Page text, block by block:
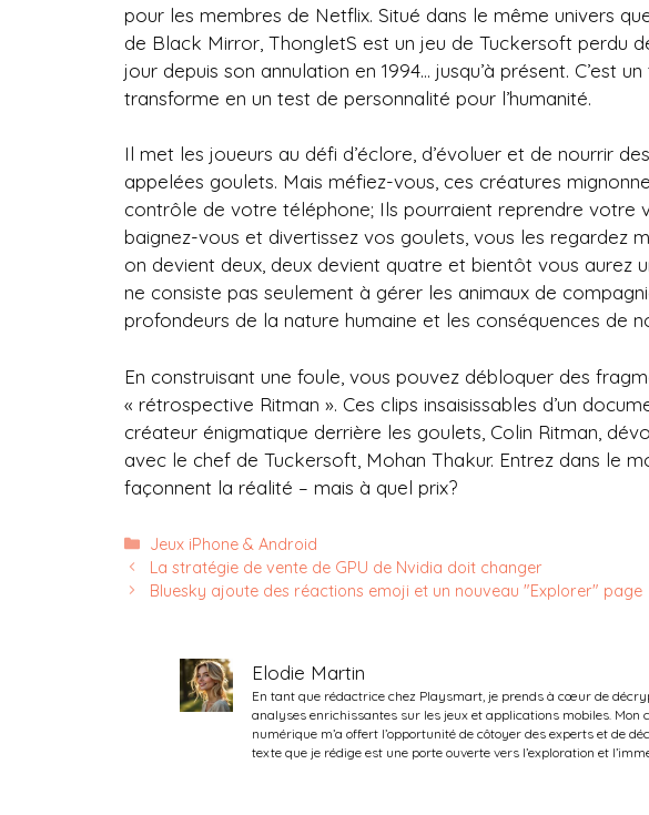
pour les membres de Netflix. Situé dans le même univers
de Black Mirror, ThongletS est un jeu de Tuckersoft perdu
jour depuis son annulation en 1994… jusqu’à présent. C’est
transforme en un test de personnalité pour l’humanité.
Il met les joueurs au défi d’éclore, d’évoluer et de nourrir
appelées goulets. Mais méfiez-vous, ces créatures
contrôle de votre téléphone; Ils pourraient reprendre votre
baignez-vous et divertissez vos goulets, vous les regardez
on devient deux, deux devient quatre et bientôt vous aurez
ne consiste pas seulement à gérer les animaux de
profondeurs de la nature humaine et les conséquences de
En construisant une foule, vous pouvez débloquer des
« rétrospective Ritman ». Ces clips insaisissables d’un
créateur énigmatique derrière les goulets, Colin Ritman,
avec le chef de Tuckersoft, Mohan Thakur. Entrez dans le
façonnent la réalité – mais à quel prix?
Catégories
Jeux iPhone & Android
La stratégie de vente de GPU de Nvidia doit changer
Bluesky ajoute des réactions emoji et un nouveau "Explorer" page
Elodie Martin
En tant que rédactrice chez Playsmart, je prends à cœur de
analyses enrichissantes sur les jeux et applications mobiles. Mon
numérique m’a offert l’opportunité de côtoyer des experts et de
texte que je rédige est une porte ouverte vers l’exploration et